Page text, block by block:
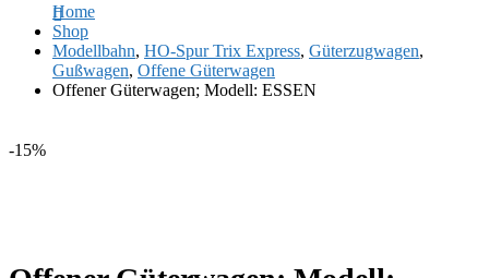
Home
Shop
Modellbahn, HO-Spur Trix Express, Güterzugwagen,
Gußwagen, Offene Güterwagen
Offener Güterwagen; Modell: ESSEN
-15%